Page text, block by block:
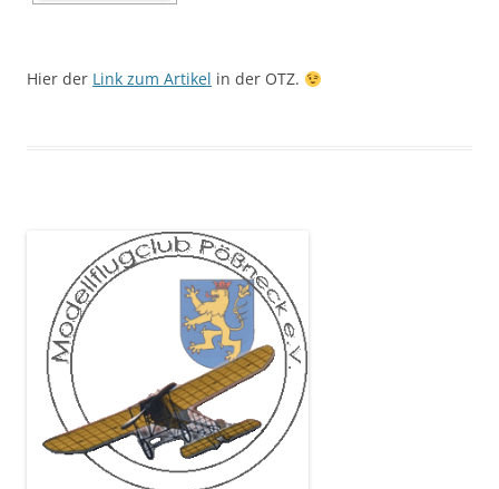
Hier der Link zum Artikel in der OTZ.